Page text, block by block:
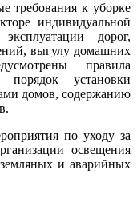
требования к уборке
индивидуальной
дорог,
выгулу домашних
правила
порядок установки
домов, содержанию
по уходу за
освещения
и аварийных